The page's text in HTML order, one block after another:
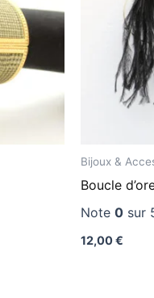
Bijoux &
Boucle
Note 0 sur
12,00€